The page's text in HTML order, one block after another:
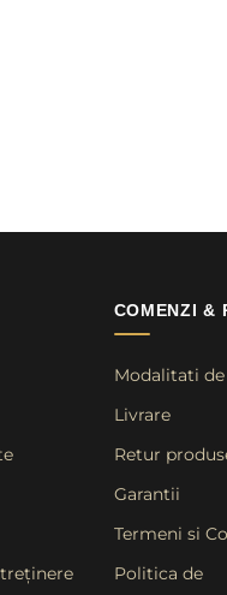
COMENZI &
Modalitati
Livrare
Retur
Garantii
Termeni si
Politica de